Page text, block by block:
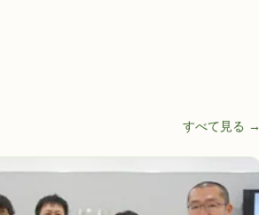
すべて見る →